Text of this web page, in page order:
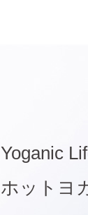
Yoganic
ホットヨ